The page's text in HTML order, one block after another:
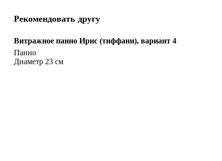
Рекомендовать другу
Витражное панно Ирис (тиффани), вариант 4
Панно
Диаметр 23 см